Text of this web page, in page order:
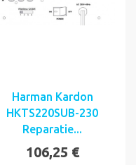
Harman Kardon
HKTS220SUB-230
Reparatie...
106,25 €